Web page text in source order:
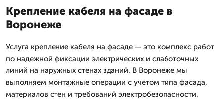
Крепление кабеля на фасаде в
Воронеже
Услуга крепление кабеля на фасаде — это комплекс работ
по надежной фиксации электрических и слаботочных
линий на наружных стенах зданий. В Воронеже мы
выполняем монтажные операции с учетом типа фасада,
материалов стен и требований электробезопасности.